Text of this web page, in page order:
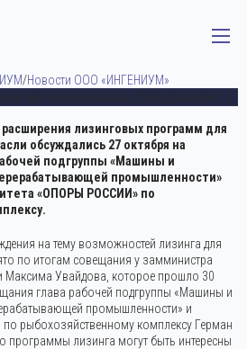
/Новости ООО «ИНГЕНИУМ»
2022
лизинговых программ для
обсуждались 27 октября на
подгруппы «Машины и
промышленности»
«ОПОРЫ РОССИИ» по
на тему возможностей лизинга для
по итогам совещания у замминистра
Максима Увайдова, которое прошло 30
глава рабочей подгруппы «Машины и
промышленности» и
рыбохозяйственному комплексу Герман
программы лизинга могут быть интересны